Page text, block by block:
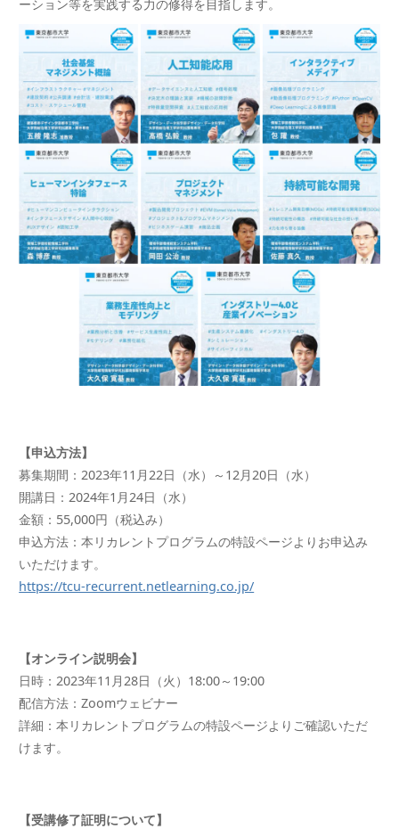
ーション等を実践する力の修得を目指します。
【申込方法】
募集期間：2023年11月22日（水）～12月20日（水）
開講日：2024年1月24日（水）
金額：55,000円（税込み）
申込方法：本リカレントプログラムの特設ページよりお申込み
いただけます。
https://tcu-recurrent.netlearning.co.jp/
【オンライン説明会】
日時：2023年11月28日（火）18:00～19:00
配信方法：Zoomウェビナー
詳細：本リカレントプログラムの特設ページよりご確認いただ
けます。
【受講修了証明について】